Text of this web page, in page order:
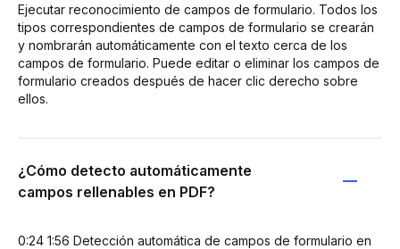
Ejecutar reconocimiento de campos de formulario. Todos los
tipos correspondientes de campos de formulario se crearán
y nombrarán automáticamente con el texto cerca de los
campos de formulario. Puede editar o eliminar los campos de
formulario creados después de hacer clic derecho sobre
ellos.
¿Cómo detecto automáticamente
campos rellenables en PDF?
0:24 1:56 Detección automática de campos de formulario en